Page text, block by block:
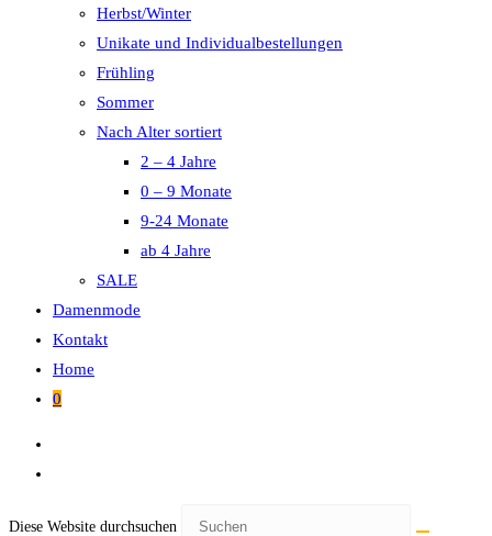
Herbst/Winter
Unikate und Individualbestellungen
Frühling
Sommer
Nach Alter sortiert
2 – 4 Jahre
0 – 9 Monate
9-24 Monate
ab 4 Jahre
SALE
Damenmode
Kontakt
Home
0
Diese Website durchsuchen